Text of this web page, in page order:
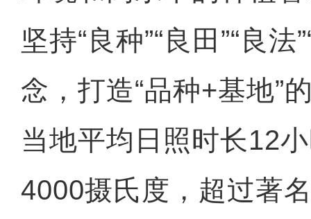
坚持“良种”“良田”“良法
念，打造“品种+基地”
当地平均日照时长12
4000摄氏度，超过著